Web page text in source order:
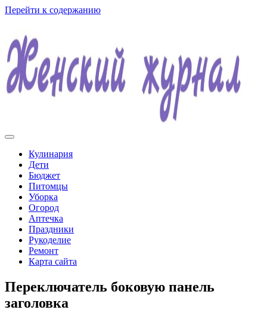
Перейти к содержанию
Женский журнал
Кулинария
Дети
Бюджет
Питомцы
Уборка
Огород
Аптечка
Праздники
Рукоделие
Ремонт
Карта сайта
Переключатель боковую панель
заголовка